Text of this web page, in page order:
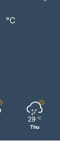
℃
29 ℃
Thu